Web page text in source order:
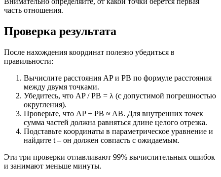
часть отношения.
Проверка результата
После нахождения координат полезно убедиться в
правильности:
Вычислите расстояния AP и PB по формуле расстояния
между двумя точками.
Убедитесь, что AP / PB = λ (с допустимой погрешностью
округления).
Проверьте, что AP + PB ≈ AB. Для внутренних точек
сумма частей должна равняться длине целого отрезка.
Подставьте координаты в параметрическое уравнение и
найдите t – он должен совпасть с ожидаемым.
Эти три проверки отлавливают 99% вычислительных ошибок
и занимают меньше минуты.